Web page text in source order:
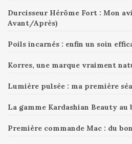
Durcisseur Hérôme Fort : Mon
Avant/Après)
Poils incarnés : enfin un soin
Korres, une marque vraiment
Lumière pulsée : ma première
La gamme Kardashian Beauty au
Première commande Mac : du